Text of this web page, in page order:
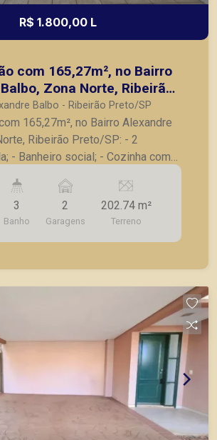
R$ 1.800,00 L
com 165,27m², no Bairro
Zona Norte, Ribeirão
Balbo - Ribeirão Preto/SP
165,27m², no Bairro Alexandre
Ribeirão Preto/SP: - 2
- Banheiro social; - Cozinha com
- Corredor lateral; - 2
objetivo
clientes com agilidade e segurança,
de imóveis prontos, usados
principais lançamentos da cidade
3
Banho
2
Garagens
202.74 m²
Terreno